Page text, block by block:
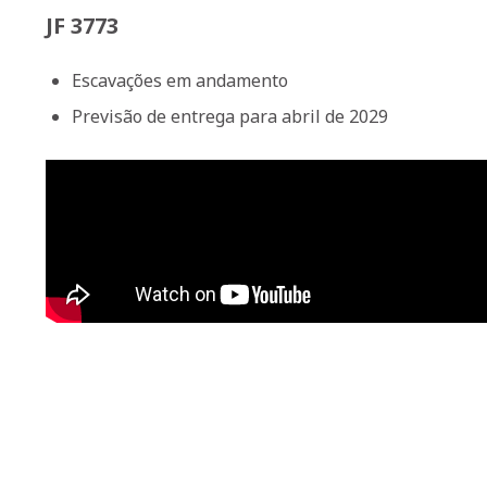
JF 3773
Escavações em andamento
Previsão de entrega para abril de 2029